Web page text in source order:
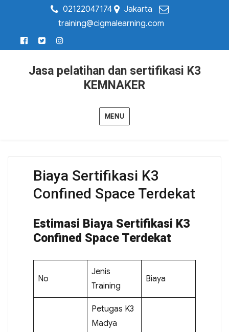
02122047174
Jakarta
training@cigmalearning.com
Jasa pelatihan dan sertifikasi K3
KEMNAKER
MENU
Biaya Sertifikasi K3
Confined Space Terdekat
Estimasi Biaya Sertifikasi K3
Confined Space Terdekat
No
Jenis
Training
Biaya
Petugas K3
Madya